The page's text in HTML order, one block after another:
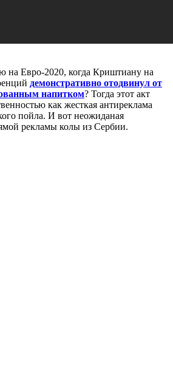
на Евро-2020, когда Криштиану на
демонстративно отодвинул от
напитком? Тогда этот акт
как жесткая антиреклама
пойла. И вот неожиданая
рекламы колы из Сербии.